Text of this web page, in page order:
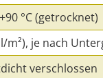
°C (getrocknet)
l/m²), je nach
verschlossen